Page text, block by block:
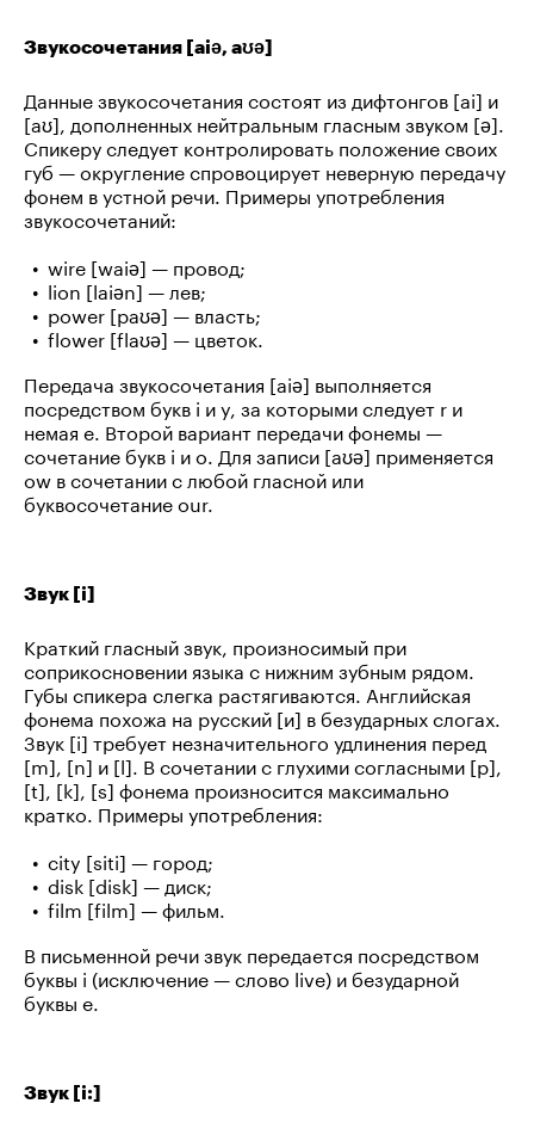
Звукосочетания [aiə, aʊə]
Данные звукосочетания состоят из дифтонгов [ai] и
[aʊ], дополненных нейтральным гласным звуком [ə].
Спикеру следует контролировать положение своих
губ — округление спровоцирует неверную передачу
фонем в устной речи. Примеры употребления
звукосочетаний:
wire [waiə] — провод;
lion [laiən] — лев;
power [paʊə] — власть;
flower [flaʊə] — цветок.
Передача звукосочетания [aiə] выполняется
посредством букв i и y, за которыми следует r и
немая e. Второй вариант передачи фонемы —
сочетание букв i и o. Для записи [aʊə] применяется
ow в сочетании с любой гласной или
буквосочетание our.
Звук [i]
Краткий гласный звук, произносимый при
соприкосновении языка с нижним зубным рядом.
Губы спикера слегка растягиваются. Английская
фонема похожа на русский [и] в безударных слогах.
Звук [i] требует незначительного удлинения перед
[m], [n] и [l]. В сочетании с глухими согласными [p],
[t], [k], [s] фонема произносится максимально
кратко. Примеры употребления:
city [siti] — город;
disk [disk] — диск;
film [film] — фильм.
В письменной речи звук передается посредством
буквы i (исключение — слово live) и безударной
буквы e.
Звук [i:]